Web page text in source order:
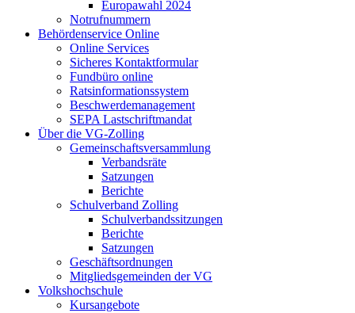
Europawahl 2024
Notrufnummern
Behördenservice Online
Online Services
Sicheres Kontaktformular
Fundbüro online
Ratsinformationssystem
Beschwerdemanagement
SEPA Lastschriftmandat
Über die VG-Zolling
Gemeinschaftsversammlung
Verbandsräte
Satzungen
Berichte
Schulverband Zolling
Schulverbandssitzungen
Berichte
Satzungen
Geschäftsordnungen
Mitgliedsgemeinden der VG
Volkshochschule
Kursangebote